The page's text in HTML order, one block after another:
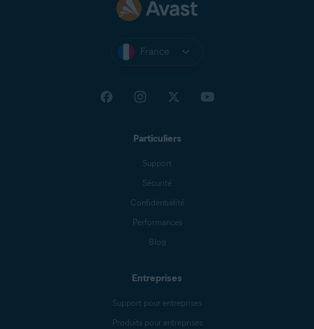
France
Particuliers
Support
Sécurité
Confidentialité
Performances
Blog
Entreprises
Support pour entreprises
Produits pour entreprises